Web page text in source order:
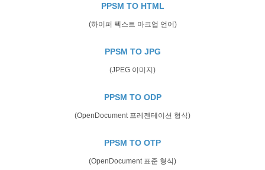
PPSM TO HTML
(하이퍼 텍스트 마크업 언어)
PPSM TO JPG
(JPEG 이미지)
PPSM TO ODP
(OpenDocument 프레젠테이션 형식)
PPSM TO OTP
(OpenDocument 표준 형식)